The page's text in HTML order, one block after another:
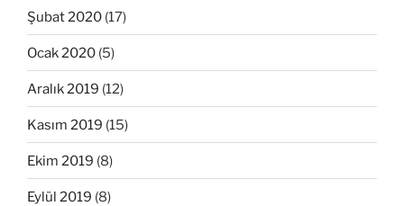
Şubat 2020 (17)
Ocak 2020 (5)
Aralık 2019 (12)
Kasım 2019 (15)
Ekim 2019 (8)
Eylül 2019 (8)